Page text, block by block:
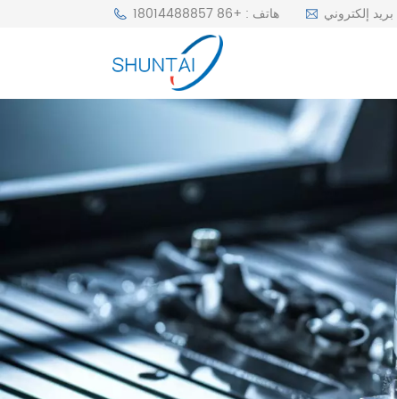
هاتف : +86 18014488857